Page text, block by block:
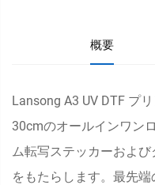
概要
Lansong A3 UV DTF プ
30cmのオールインワン
ム転写ステッカーおよ
をもたらします。最先